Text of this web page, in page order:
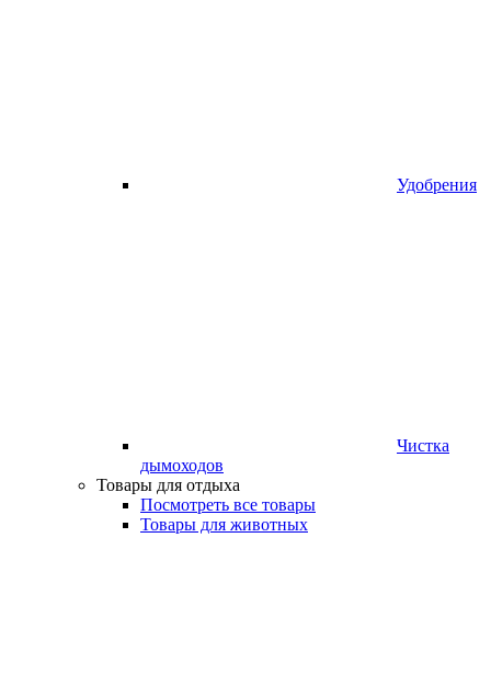
Удобрения
Чистка
дымоходов
Товары для отдыха
Посмотреть все товары
Товары для животных